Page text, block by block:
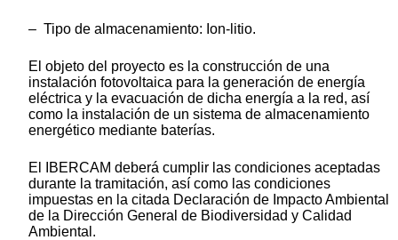
– Tipo de almacenamiento: Ion-litio.
El objeto del proyecto es la construcción de una
instalación fotovoltaica para la generación de energía
eléctrica y la evacuación de dicha energía a la red, así
como la instalación de un sistema de almacenamiento
energético mediante baterías.
El IBERCAM deberá cumplir las condiciones aceptadas
durante la tramitación, así como las condiciones
impuestas en la citada Declaración de Impacto Ambiental
de la Dirección General de Biodiversidad y Calidad
Ambiental.